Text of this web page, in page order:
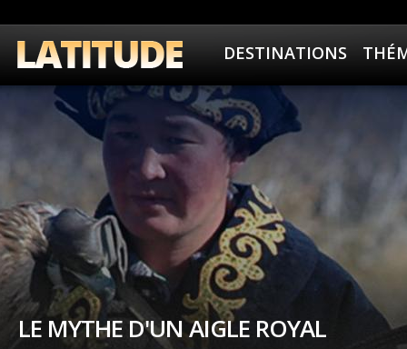
DESTINATIONS
LE MYTHE D'UN AIGLE ROYAL